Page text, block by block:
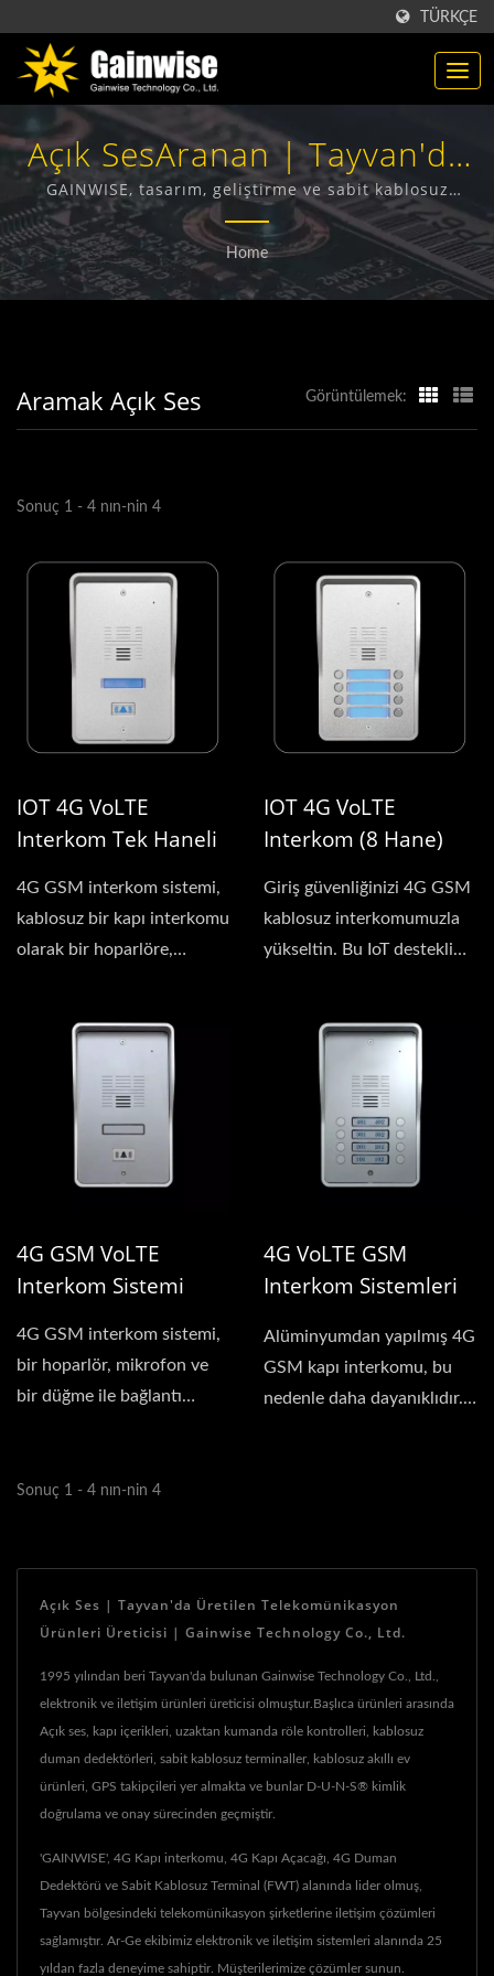
TÜRKÇE
Açık SesAranan | Tayvan'da
Üretilen Telekomünikasyon
Ürünleri Üreticisi | Gainwise
Technology Co., Ltd.
GAINWISE, tasarım, geliştirme ve sabit kablosuz
terminaller, 4G kapı interkom, 4G kapı açıcı ve 4G
duman dedektörü üretimi konusunda uzmanlaşmış bir
üretici ve ihracatçıdır.
Home
Aramak Açık Ses Görüntülemek:
Sonuç 1 - 4 nın-nin 4
IOT 4G VoLTE
Interkom Tek Haneli
4G GSM interkom sistemi,
kablosuz bir kapı interkomu
olarak bir hoparlöre,
IOT 4G VoLTE
Interkom (8 Hane)
Giriş güvenliğinizi 4G GSM
kablosuz interkomumuzla
yükseltin. Bu IoT destekli
4G GSM VoLTE
Interkom Sistemi
4G GSM interkom sistemi,
bir hoparlör, mikrofon ve
bir düğme ile bağlantı
4G VoLTE GSM
Interkom Sistemleri
Alüminyumdan yapılmış 4G
GSM kapı interkomu, bu
nedenle daha dayanıklıdır.
Sonuç 1 - 4 nın-nin 4
Açık Ses | Tayvan'da Üretilen Telekomünikasyon
Ürünleri Üreticisi | Gainwise Technology Co., Ltd.
1995 yılından beri Tayvan'da bulunan Gainwise Technology Co., Ltd.,
elektronik ve iletişim ürünleri üreticisi olmuştur.Başlıca ürünleri arasında
Açık ses, kapı içerikleri, uzaktan kumanda röle kontrolleri, kablosuz
duman dedektörleri, sabit kablosuz terminaller, kablosuz akıllı ev
ürünleri, GPS takipçileri yer almakta ve bunlar D-U-N-S® kimlik
doğrulama ve onay sürecinden geçmiştir.
'GAINWISE', 4G Kapı interkomu, 4G Kapı Açacağı, 4G Duman
Dedektörü ve Sabit Kablosuz Terminal (FWT) alanında lider olmuş,
Tayvan bölgesindeki telekomünikasyon şirketlerine iletişim çözümleri
sağlamıştır. Ar-Ge ekibimiz elektronik ve iletişim sistemleri alanında 25
yıldan fazla deneyime sahiptir. Müşterilerimize çözümler sunun.